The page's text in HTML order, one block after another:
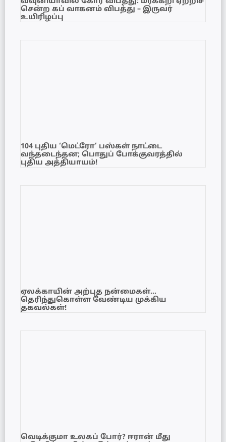
சென்ற கப் வாகனம் விபத்து – இருவர்
உயிரிழப்பு
104 புதிய ‘மெட்ரோ’ பஸ்கள் நாட்டை
வந்தடைந்தன; பொதுப் போக்குவரத்தில்
புதிய அத்தியாயம்!
ஏலக்காயின் அற்புத நன்மைகள்…
தெரிந்துகொள்ள வேண்டிய முக்கிய
தகவல்கள்!
வெடிக்குமா உலகப் போர்? ஈரான் மீது